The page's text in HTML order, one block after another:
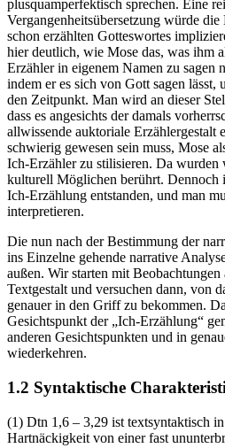
plusquamperfektisch sprechen. Eine
Vergangenheitsübersetzung würde
schon erzählten Gotteswortes
hier deutlich, wie Mose das, was ihm
Erzähler in eigenem Namen zu sagen
indem er es sich von Gott sagen
den Zeitpunkt. Man wird an dieser
dass es angesichts der damals
allwissende auktoriale Erzählergestalt
schwierig gewesen sein muss, Mose
Ich-Erzähler zu stilisieren. Da wurden
kulturell Möglichen berührt. Dennoch
Ich-Erzählung entstanden, und man
interpretieren.
Die nun nach der Bestimmung der
ins Einzelne gehende narrative
außen. Wir starten mit Beobachtungen
Textgestalt und versuchen dann, von
genauer in den Griff zu bekommen.
Gesichtspunkt der „Ich-Erzählung“
anderen Gesichtspunkten und in
wiederkehren.
1.2 Syntaktische
(1) Dtn 1,6 – 3,29 ist textsyntaktisch
Hartnäckigkeit von einer fast